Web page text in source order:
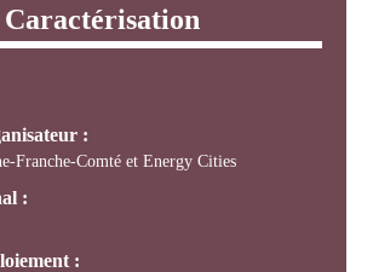
Caractérisation
:
Franche-Comté et Energy Cities
:
: